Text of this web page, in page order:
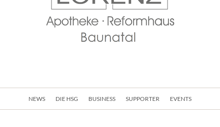
NEWS DIE HSG BUSINESS SUPPORTER EVENTS